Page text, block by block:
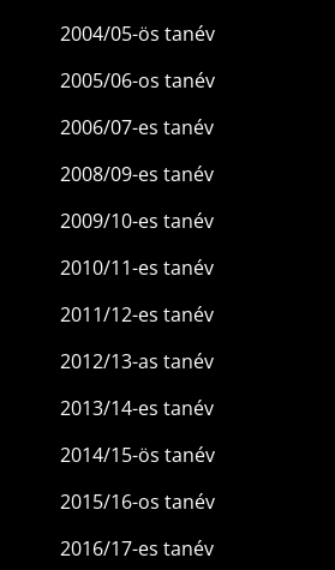
2004/05-ös tanév
2005/06-os tanév
2006/07-es tanév
2008/09-es tanév
2009/10-es tanév
2010/11-es tanév
2011/12-es tanév
2012/13-as tanév
2013/14-es tanév
2014/15-ös tanév
2015/16-os tanév
2016/17-es tanév